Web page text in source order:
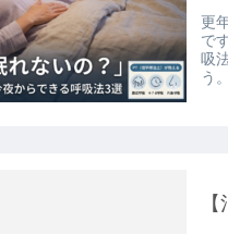
更
で
吸
う。